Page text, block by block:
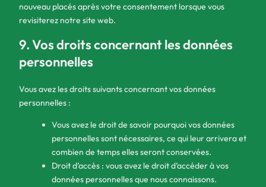
nouveau placés après votre consentement lorsque vous
revisiterez notre site web.
9. Vos droits concernant les données
personnelles
Vous avez les droits suivants concernant vos données
personnelles :
Vous avez le droit de savoir pourquoi vos données
personnelles sont nécessaires, ce qui leur arrivera et
combien de temps elles seront conservées.
Droit d’accès : vous avez le droit d’accéder à vos
données personnelles que nous connaissons.